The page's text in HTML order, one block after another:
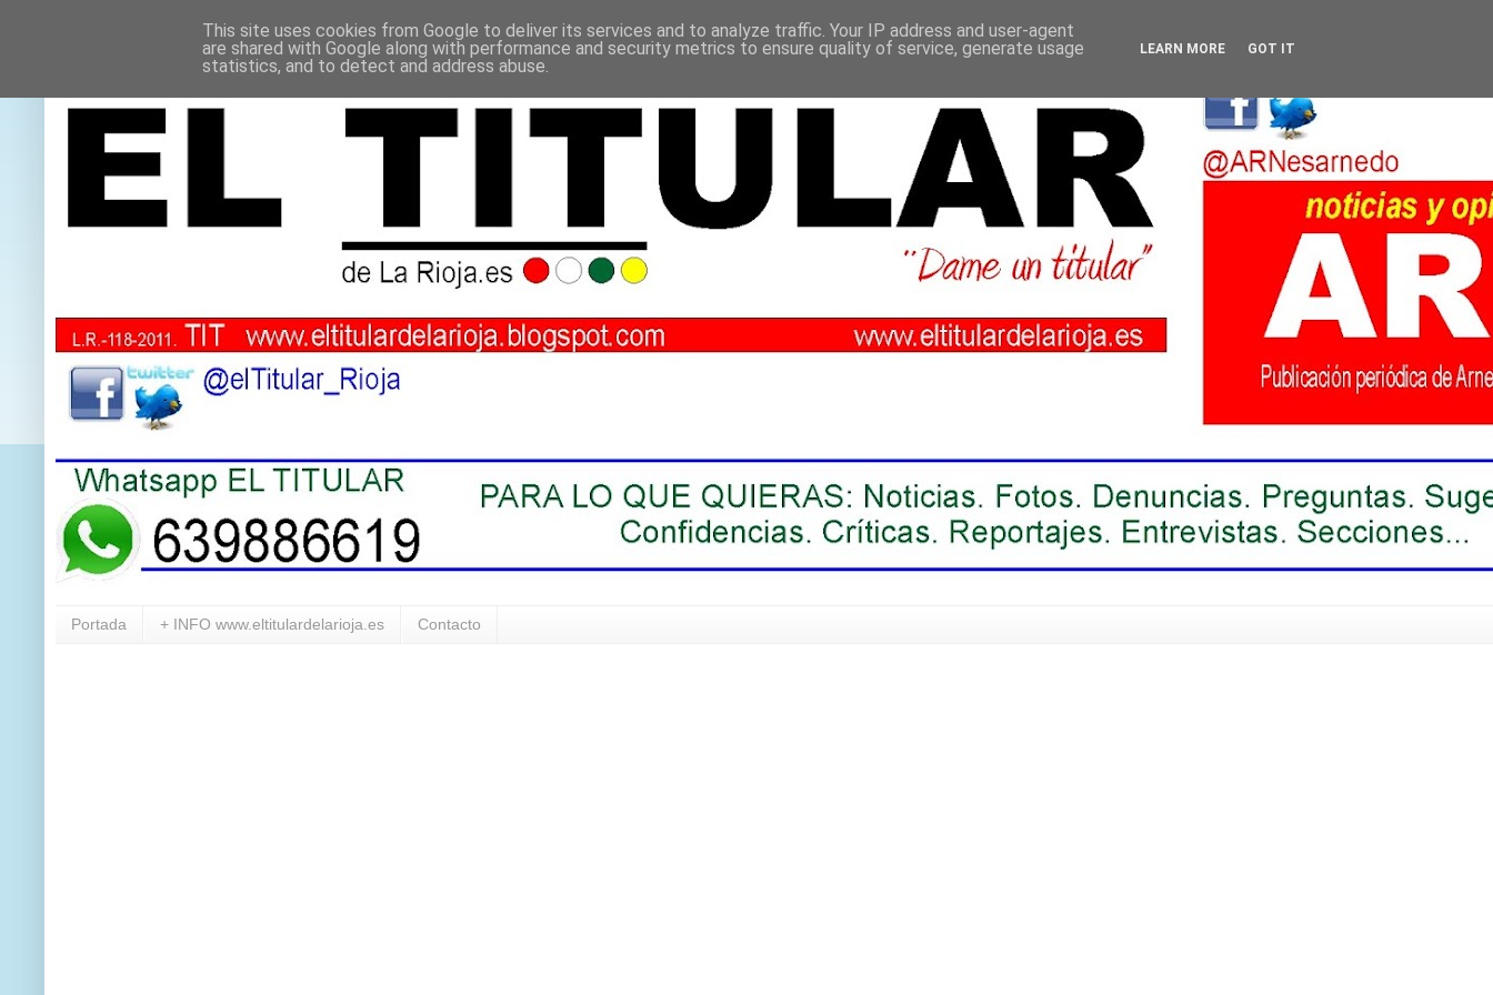
Portada + INFO www.eltitulardelarioja.es Contacto
This site uses cookies from Google to deliver its services and to analyze traffic. Your IP address and user-agent
are shared with Google along with performance and security metrics to ensure quality of service, generate usage
statistics, and to detect and address abuse.
LEARN MORE GOT IT